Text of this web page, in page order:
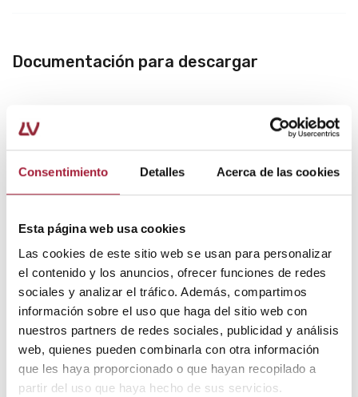
Consentimiento Detalles Acerca de las cookies
Esta página web usa cookies
Las cookies de este sitio web se usan para personalizar
el contenido y los anuncios, ofrecer funciones de redes
sociales y analizar el tráfico. Además, compartimos
información sobre el uso que haga del sitio web con
nuestros partners de redes sociales, publicidad y análisis
web, quienes pueden combinarla con otra información
que les haya proporcionado o que hayan recopilado a
partir del uso que haya hecho de sus servicios.
Documentación para descargar
Autor: Laboratorios Viñas, departamento de
formación.
Bibliografía
Redacción.Caída del cabello [en línea]. Mayo
Foundation for Medical Education and Research,